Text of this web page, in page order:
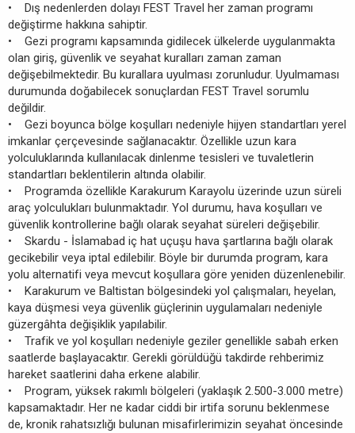
• Dış nedenlerden dolayı FEST Travel her zaman programı
değiştirme hakkına sahiptir.
• Gezi programı kapsamında gidilecek ülkelerde uygulanmakta
olan giriş, güvenlik ve seyahat kuralları zaman zaman
değişebilmektedir. Bu kurallara uyulması zorunludur. Uyulmaması
durumunda doğabilecek sonuçlardan FEST Travel sorumlu
değildir.
• Gezi boyunca bölge koşulları nedeniyle hijyen standartları yerel
imkanlar çerçevesinde sağlanacaktır. Özellikle uzun kara
yolculuklarında kullanılacak dinlenme tesisleri ve tuvaletlerin
standartları beklentilerin altında olabilir.
• Programda özellikle Karakurum Karayolu üzerinde uzun süreli
araç yolculukları bulunmaktadır. Yol durumu, hava koşulları ve
güvenlik kontrollerine bağlı olarak seyahat süreleri değişebilir.
• Skardu - İslamabad iç hat uçuşu hava şartlarına bağlı olarak
gecikebilir veya iptal edilebilir. Böyle bir durumda program, kara
yolu alternatifi veya mevcut koşullara göre yeniden düzenlenebilir.
• Karakurum ve Baltistan bölgesindeki yol çalışmaları, heyelan,
kaya düşmesi veya güvenlik güçlerinin uygulamaları nedeniyle
güzergâhta değişiklik yapılabilir.
• Trafik ve yol koşulları nedeniyle geziler genellikle sabah erken
saatlerde başlayacaktır. Gerekli görüldüğü takdirde rehberimiz
hareket saatlerini daha erkene alabilir.
• Program, yüksek rakımlı bölgeleri (yaklaşık 2.500-3.000 metre)
kapsamaktadır. Her ne kadar ciddi bir irtifa sorunu beklenmese
de, kronik rahatsızlığı bulunan misafirlerimizin seyahat öncesinde